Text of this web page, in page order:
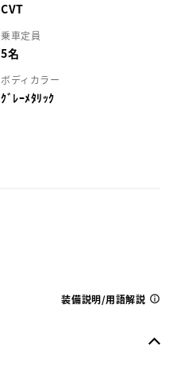
CVT
乗車定員
5名
ボディカラー
ｸﾞﾚｰﾒﾀﾘｯｸ
装備説明/用語解説